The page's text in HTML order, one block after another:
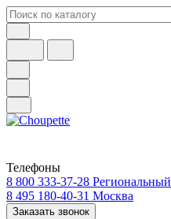
Телефоны
8 800 333-37-28 Региональный
8 495 180-40-31 Москва
Заказать звонок